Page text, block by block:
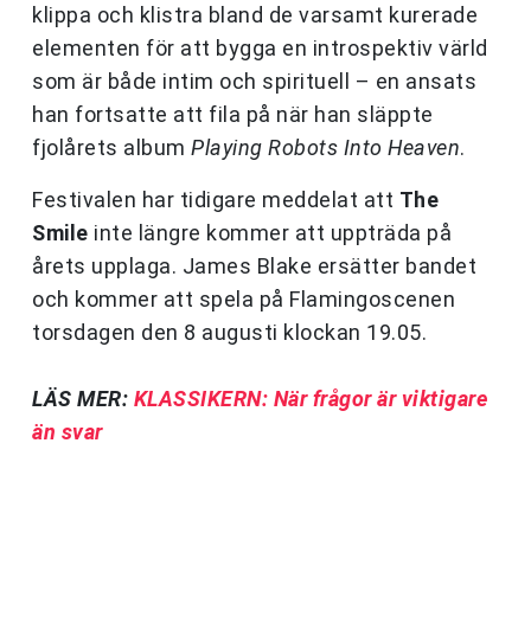
klippa och klistra bland de varsamt kurerade
elementen för att bygga en introspektiv värld
som är både intim och spirituell – en ansats
han fortsatte att fila på när han släppte
fjolårets album Playing Robots Into Heaven.
Festivalen har tidigare meddelat att The
Smile inte längre kommer att uppträda på
årets upplaga. James Blake ersätter bandet
och kommer att spela på Flamingoscenen
torsdagen den 8 augusti klockan 19.05.
LÄS MER: KLASSIKERN: När frågor är viktigare
än svar